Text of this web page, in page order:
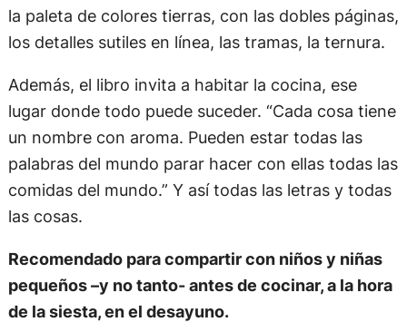
la paleta de colores tierras, con las dobles páginas,
los detalles sutiles en línea, las tramas, la ternura.
Además, el libro invita a habitar la cocina, ese
lugar donde todo puede suceder. “Cada cosa tiene
un nombre con aroma. Pueden estar todas las
palabras del mundo parar hacer con ellas todas las
comidas del mundo.” Y así todas las letras y todas
las cosas.
Recomendado para compartir con niños y niñas
pequeños –y no tanto- antes de cocinar, a la hora
de la siesta, en el desayuno.